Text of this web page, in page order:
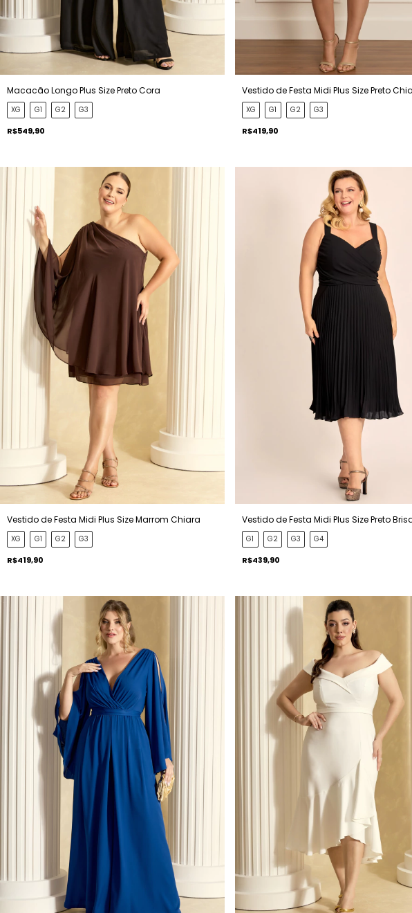
Macacão Longo Plus Size Preto Cora
XG G1 G2 G3
R$549,90
Vestido de Festa Midi Plus Size Preto
XG G1 G2 G3
R$419,90
Vestido de Festa Midi Plus Size Marrom Chiara
XG G1 G2 G3
R$419,90
Vestido de Festa Midi Plus Size Preto
G1 G2 G3 G4
R$439,90